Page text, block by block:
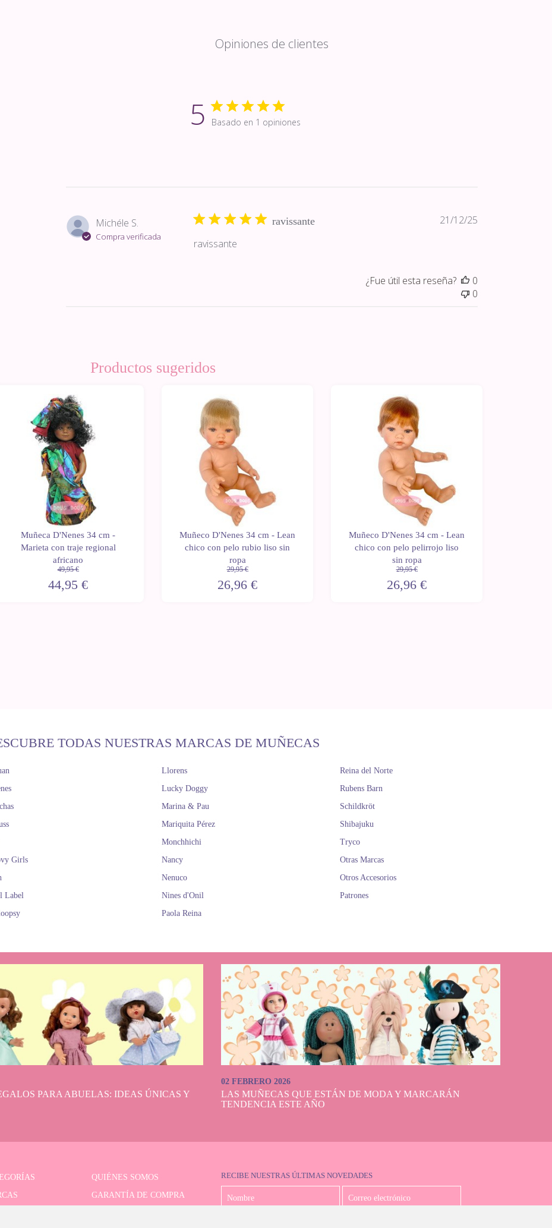
Opiniones de clientes
5 Basado en 1 opiniones
Michéle S.
Compra verificada
ravissante
ravissante
Fecha
21/12/25
¿Fue útil esta reseña?
0
0
Productos sugeridos
Muñeca D'Nenes 34 cm -
Marieta con traje regional
africano
49,95 €
44,95 €
Muñeco D'Nenes 34 cm - Lean
chico con pelo rubio liso sin
ropa
29,95 €
26,96 €
Muñeco D'Nenes 34 cm - Lean
chico con pelo pelirrojo liso
sin ropa
29,95 €
26,96 €
TODAS NUESTRAS MARCAS DE MUÑECAS
Girls
Label
Llorens
Lucky Doggy
Marina & Pau
Mariquita Pérez
Monchhichi
Nancy
Nenuco
Nines d'Onil
Paola Reina
Reina del Norte
Rubens Barn
Schildkröt
Shibajuku
Tryco
Otras Marcas
Otros Accesorios
Patrones
PARA ABUELAS: IDEAS ÚNICAS Y
02 FEBRERO 2026
LAS MUÑECAS QUE ESTÁN DE MODA Y MARCARÁN
TENDENCIA ESTE AÑO
QUIÉNES SOMOS
GARANTÍA DE COMPRA
RECIBE NUESTRAS ÚLTIMAS NOVEDADES